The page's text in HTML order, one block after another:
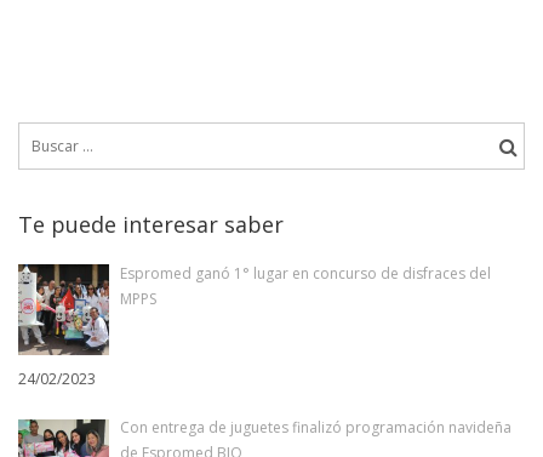
Te puede interesar saber
Espromed ganó 1° lugar en concurso de disfraces del
MPPS
24/02/2023
Con entrega de juguetes finalizó programación navideña